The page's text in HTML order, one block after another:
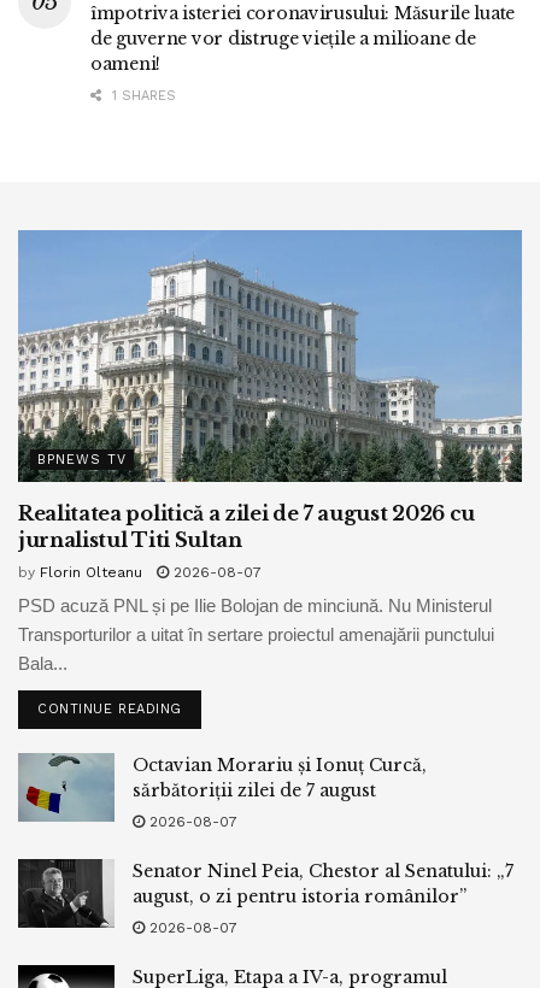
împotriva isteriei coronavirusului: Măsurile luate
de guverne vor distruge viețile a milioane de
oameni!
1 SHARES
BPNEWS TV
Realitatea politică a zilei de 7 august 2026 cu
jurnalistul Titi Sultan
by Florin Olteanu 2026-08-07
PSD acuză PNL și pe Ilie Bolojan de minciună. Nu Ministerul
Transporturilor a uitat în sertare proiectul amenajării punctului
Bala...
CONTINUE READING
Octavian Morariu și Ionuț Curcă,
sărbătoriții zilei de 7 august
2026-08-07
Senator Ninel Peia, Chestor al Senatului: „7
august, o zi pentru istoria românilor”
2026-08-07
SuperLiga, Etapa a IV-a, programul